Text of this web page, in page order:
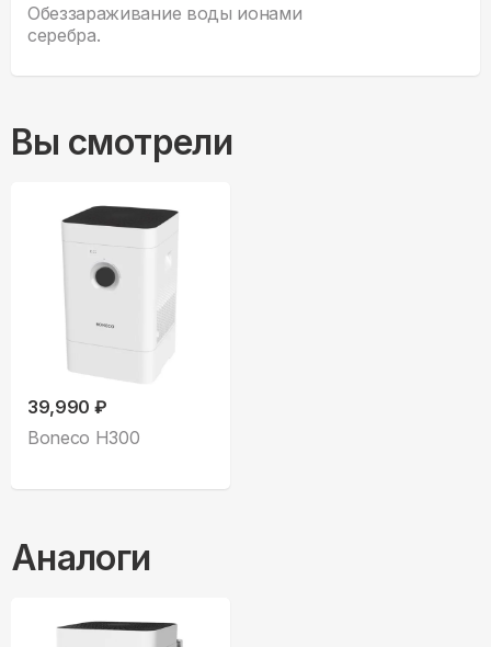
Обеззараживание воды ионами
серебра.
Вы смотрели
39,990 ₽
Boneco H300
Аналоги